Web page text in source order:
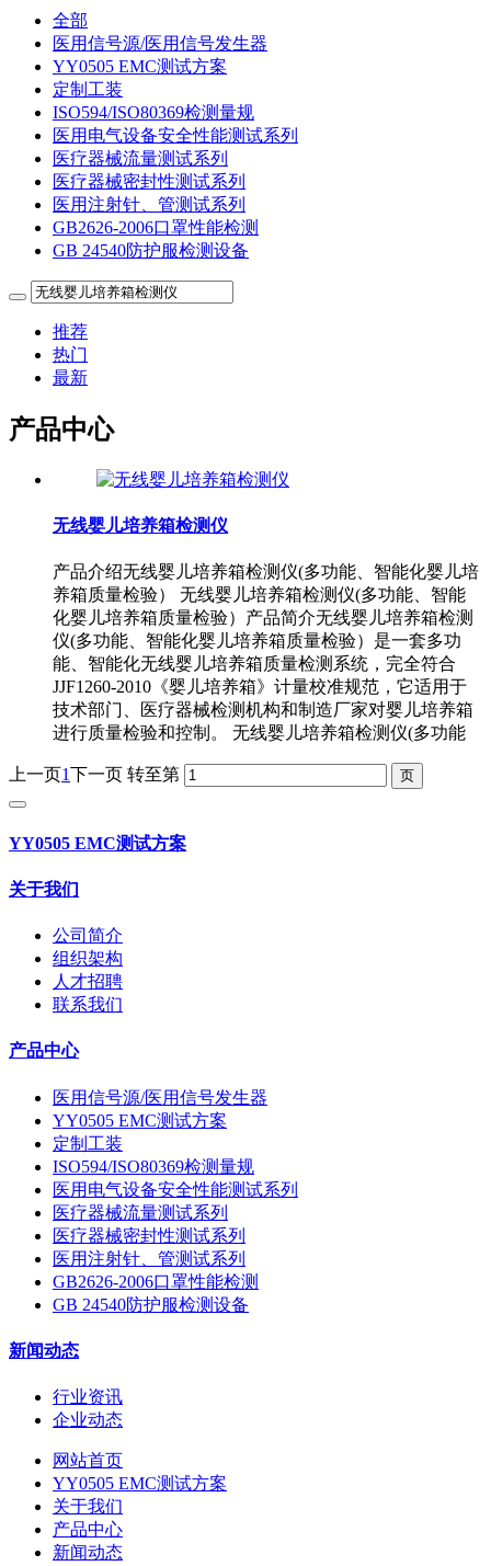
全部
医用信号源/医用信号发生器
YY0505 EMC测试方案
定制工装
ISO594/ISO80369检测量规
医用电气设备安全性能测试系列
医疗器械流量测试系列
医疗器械密封性测试系列
医用注射针、管测试系列
GB2626-2006口罩性能检测
GB 24540防护服检测设备
推荐
热门
最新
产品中心
无线婴儿培养箱检测仪
产品介绍无线婴儿培养箱检测仪(多功能、智能化婴儿培
养箱质量检验） 无线婴儿培养箱检测仪(多功能、智能
化婴儿培养箱质量检验）产品简介无线婴儿培养箱检测
仪(多功能、智能化婴儿培养箱质量检验）是一套多功
能、智能化无线婴儿培养箱质量检测系统，完全符合
JJF1260-2010《婴儿培养箱》计量校准规范，它适用于
技术部门、医疗器械检测机构和制造厂家对婴儿培养箱
进行质量检验和控制。 无线婴儿培养箱检测仪(多功能
上一页1下一页 转至第
YY0505 EMC测试方案
关于我们
公司简介
组织架构
人才招聘
联系我们
产品中心
医用信号源/医用信号发生器
YY0505 EMC测试方案
定制工装
ISO594/ISO80369检测量规
医用电气设备安全性能测试系列
医疗器械流量测试系列
医疗器械密封性测试系列
医用注射针、管测试系列
GB2626-2006口罩性能检测
GB 24540防护服检测设备
新闻动态
行业资讯
企业动态
网站首页
YY0505 EMC测试方案
关于我们
产品中心
新闻动态